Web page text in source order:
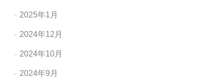
2025年1月
2024年12月
2024年10月
2024年9月